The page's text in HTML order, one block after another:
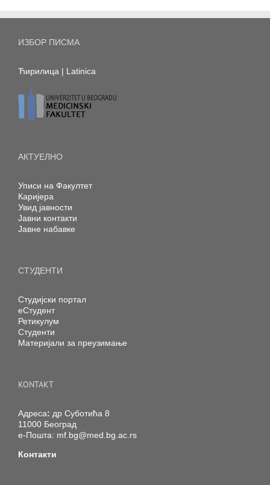
ИЗБОР ПИСМА
Ћирилица | Latinica
АКТУЕЛНО
Уписи на Факултет
Каријера
Увид јавности
Јавни контакти
Јавне набавке
СТУДЕНТИ
Студијски портал
еСтудент
Ретикулум
Студенти
Материјали за преузимање
KONTAKT
Адреса: др Суботића 8
11000 Београд
е-Пошта: mf.bg@med.bg.ac.rs
Контакти